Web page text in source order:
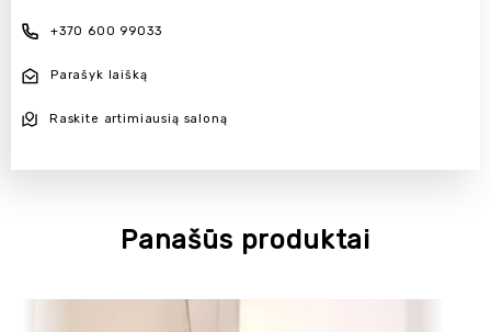
+370 600 99033
Parašyk laišką
Raskite artimiausią saloną
Panašūs produktai